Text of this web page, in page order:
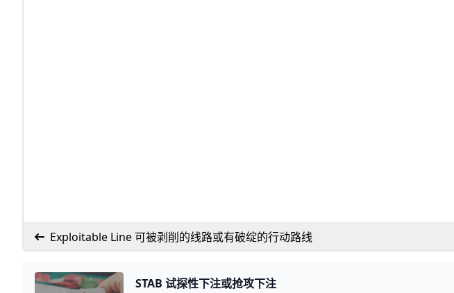
Exploitable Line 可被剥削的线路或有破绽的行动路线
STAB 试探性下注或抢攻下注